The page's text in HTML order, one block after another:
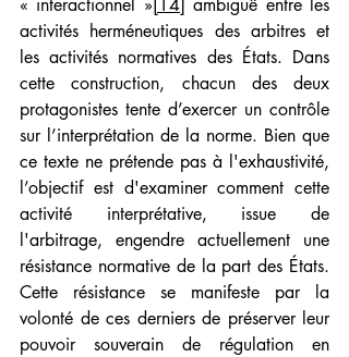
« interactionnel »[14] ambiguë entre les
activités herméneutiques des arbitres et
les activités normatives des États. Dans
cette construction, chacun des deux
protagonistes tente d’exercer un contrôle
sur l’interprétation de la norme. Bien que
ce texte ne prétende pas à l'exhaustivité,
l’objectif est d'examiner comment cette
activité interprétative, issue de
l'arbitrage, engendre actuellement une
résistance normative de la part des États.
Cette résistance se manifeste par la
volonté de ces derniers de préserver leur
pouvoir souverain de régulation en